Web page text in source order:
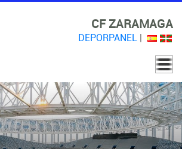
CF ZARAMAGA
DEPORPANEL |